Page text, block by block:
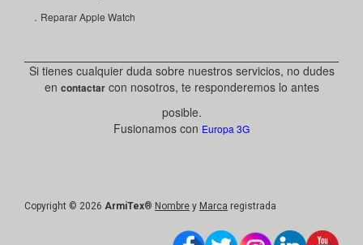
．Reparar Apple Watch
Si tienes cualquier duda sobre nuestros servicios, no dudes
en contactarcon nosotros, te responderemos lo antes
posible.
Fusionamos con Europa 3G
Copyright © 2026 ArmiTex® Nombre y Marca registrada